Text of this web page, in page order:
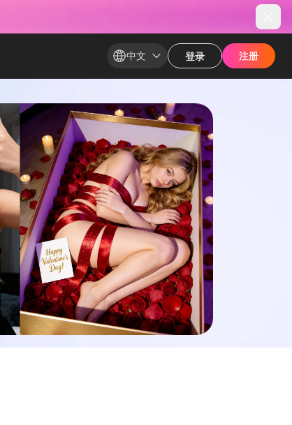
中文 登录 注册
注册